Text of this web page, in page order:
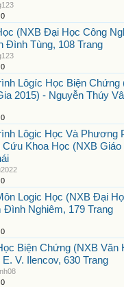
0
(NXB Đại Học Công
Đình Tùng, 108 Trang
0
Lôgíc Học Biện Chứng
2015) - Nguyễn Thúy
0
Lôgic Học Và Phương
Cứu Khoa Học (NXB
0
Logic Học (NXB Đại
Đình Nghiêm, 179 Trang
0
Biện Chứng (NXB Văn
E. V. Ilencov, 630 Trang
0